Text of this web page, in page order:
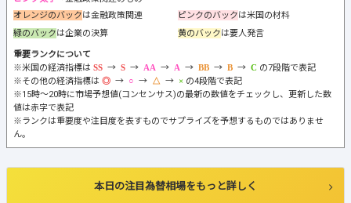
オレンジのバックは金融政策関連 ピンクのバックは米国の材料
緑のバックは企業の決算 黄のバックは要人発言
重要ランクについて
※米国の経済指標は
→ → → → → →
の7段階で表記
※その他の経済指標は
→ → →
の4段階で表記
※15時～20時に市場予想値(コンセンサス)の最新の数値をチェックし、更新した数
値は赤字で表記
※ランクは重要度や注目度を表すものでサプライズを予想するものではありませ
ん。
本日の注目為替相場をもっと詳しく